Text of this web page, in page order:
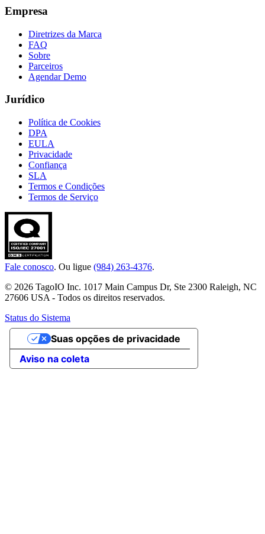
Empresa
Diretrizes da Marca
FAQ
Sobre
Parceiros
Agendar Demo
Jurídico
Política de Cookies
DPA
EULA
Privacidade
Confiança
SLA
Termos e Condições
Termos de Serviço
Fale conosco. Ou ligue (984) 263-4376.
© 2026 TagoIO Inc. 1017 Main Campus Dr, Ste 2300 Raleigh, NC
27606 USA - Todos os direitos reservados.
Status do Sistema
Aviso na coleta
Suas opções de privacidade